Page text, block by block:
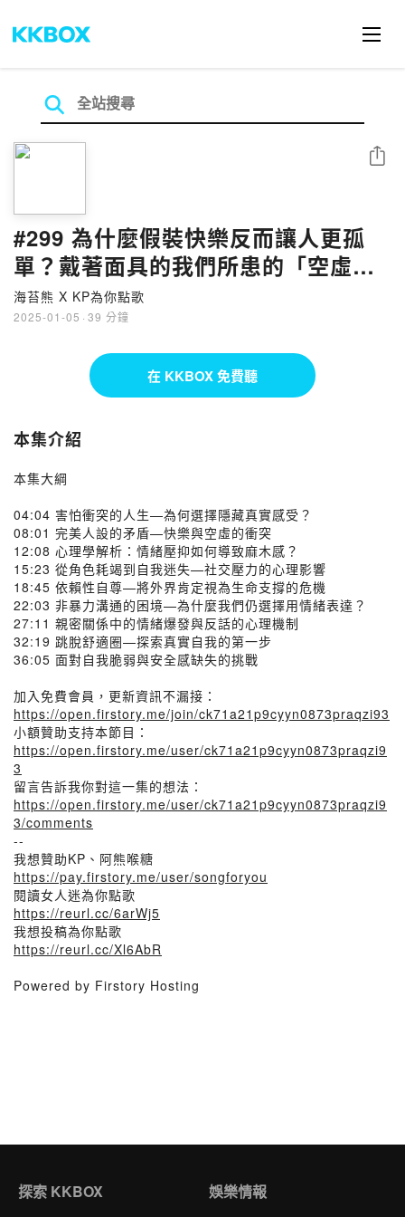
#299 為什麼假裝快樂反而讓人更孤
單？戴著面具的我們所患的「空虛
病」《我不需要每一個人都愛我》/八
三夭
海苔熊 X KP為你點歌
2025-01-05 · 39 分鐘
分享
在 KKBOX 免費聽
本集介紹
本集大綱
04:04 害怕衝突的人生—為何選擇隱藏真實感受？
08:01 完美人設的矛盾—快樂與空虛的衝突
12:08 心理學解析：情緒壓抑如何導致麻木感？
15:23 從角色耗竭到自我迷失—社交壓力的心理影響
18:45 依賴性自尊—將外界肯定視為生命支撐的危機
22:03 非暴力溝通的困境—為什麼我們仍選擇用情緒表達？
27:11 親密關係中的情緒爆發與反話的心理機制
32:19 跳脫舒適圈—探索真實自我的第一步
36:05 面對自我脆弱與安全感缺失的挑戰
加入免費會員，更新資訊不漏接：
https://open.firstory.me/join/ck71a21p9cyyn0873praqzi93
小額贊助支持本節目：
https://open.firstory.me/user/ck71a21p9cyyn0873praqzi9
3
留言告訴我你對這一集的想法：
https://open.firstory.me/user/ck71a21p9cyyn0873praqzi9
3/comments
--
我想贊助KP、阿熊喉糖
https://pay.firstory.me/user/songforyou
閱讀女人迷為你點歌
https://reurl.cc/6arWj5
我想投稿為你點歌
https://reurl.cc/Xl6AbR
Powered by Firstory Hosting
探索 KKBOX 娛樂情報